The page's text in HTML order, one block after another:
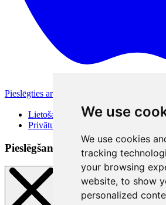
We use
We use cookies
tracking
your browsing
website, to show
personalized
Pieslēgties ar Apple
Lietošanas noteikumi
Privātuma politika
Pieslēgšanās veidi